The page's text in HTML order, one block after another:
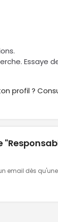
Essaye
profil ?
email dès